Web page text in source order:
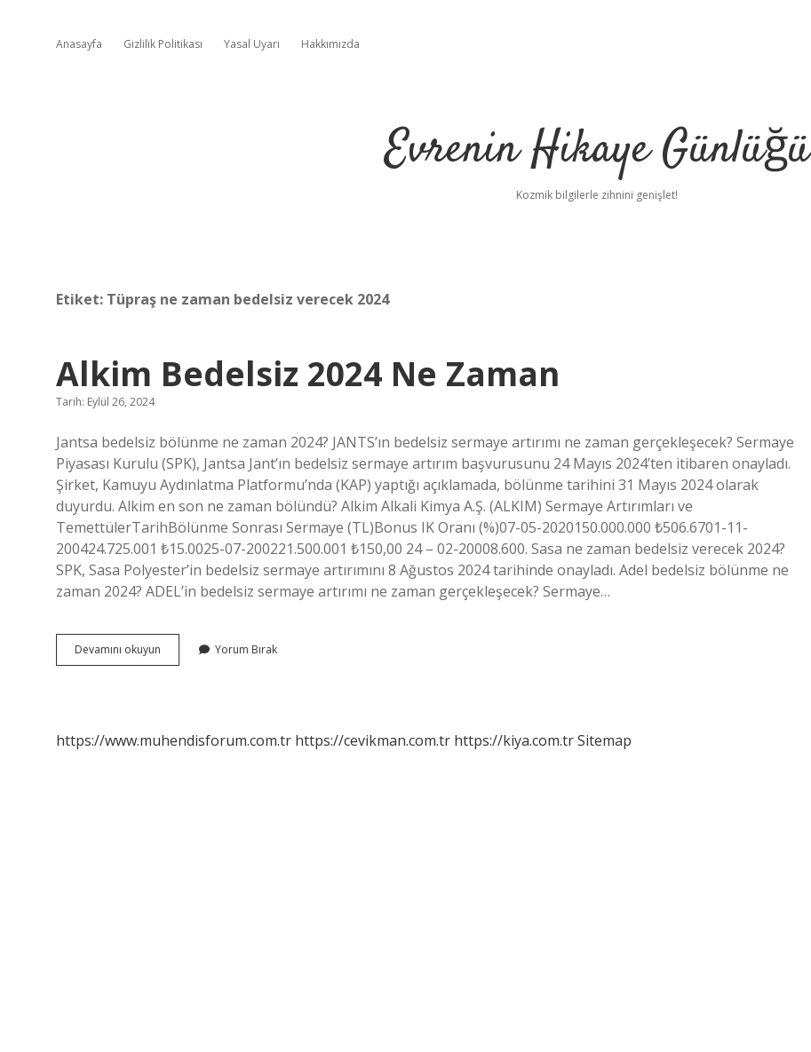
Anasayfa Gizlilik Politikası Yasal Uyarı Hakkımızda
Evrenin Hikaye Günlüğü
Kozmik bilgilerle zihnini genişlet!
Etiket: Tüpraş ne zaman bedelsiz verecek 2024
Alkim Bedelsiz 2024 Ne Zaman
Tarih: Eylül 26, 2024
Jantsa bedelsiz bölünme ne zaman 2024? JANTS’ın bedelsiz sermaye artırımı ne zaman gerçekleşecek? Sermaye
Piyasası Kurulu (SPK), Jantsa Jant’ın bedelsiz sermaye artırım başvurusunu 24 Mayıs 2024’ten itibaren onayladı.
Şirket, Kamuyu Aydınlatma Platformu’nda (KAP) yaptığı açıklamada, bölünme tarihini 31 Mayıs 2024 olarak
duyurdu. Alkim en son ne zaman bölündü? Alkim Alkali Kimya A.Ş. (ALKIM) Sermaye Artırımları ve
TemettülerTarihBölünme Sonrası Sermaye (TL)Bonus IK Oranı (%)07-05-2020150.000.000 ₺506.6701-11-
200424.725.001 ₺15.0025-07-200221.500.001 ₺150,00 24 – 02-20008.600. Sasa ne zaman bedelsiz verecek 2024?
SPK, Sasa Polyester’in bedelsiz sermaye artırımını 8 Ağustos 2024 tarihinde onayladı. Adel bedelsiz bölünme ne
zaman 2024? ADEL’in bedelsiz sermaye artırımı ne zaman gerçekleşecek? Sermaye…
Devamını okuyun
Bedelsiz
Yorum Bırak
https://www.muhendisforum.com.tr https://cevikman.com.tr https://kiya.com.trSitemap